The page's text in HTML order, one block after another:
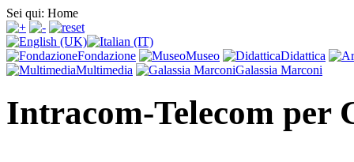
Sei qui: Home
Fondazione Museo
Didattica
Multimedia
Galassia Marconi
Intracom-Telecom per